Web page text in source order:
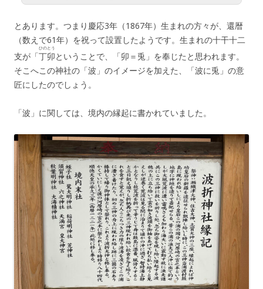
とあります。つまり慶応3年（1867年）生まれの方々が、還暦
（数えで61年）を祝って設置したようです。生まれの十干十二
支が「丁卯
ひのとう
ということで、「卯＝兎」を奉じたと思われます。
そこへこの神社の「波」のイメージを加えた、「波に兎」の意
匠にしたのでしょう。
「波」に関しては、境内の縁起に書かれていました。